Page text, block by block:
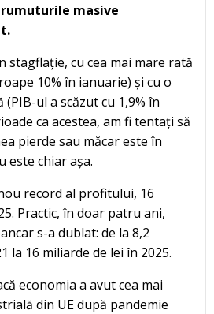
masive
stagflație, cu cea mai mare rată
10% în ianuarie) și cu o
ul a scăzut cu 1,9% în
ca acestea, am fi tentați să
pierde sau măcar este în
este chiar așa.
record al profitului, 16
Practic, în doar patru ani,
s-a dublat: de la 8,2
la 16 miliarde de lei în 2025.
economia a avut cea mai
din UE după pandemie